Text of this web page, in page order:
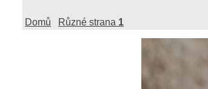
Domů Různé strana 1